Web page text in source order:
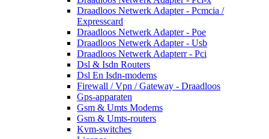
Draadloos Netwerk Adapter - Pcmcia /
Expresscard
Draadloos Netwerk Adapter - Poe
Draadloos Netwerk Adapter - Usb
Draadloos Netwerk Adapterr - Pci
Dsl & Isdn Routers
Dsl En Isdn-modems
Firewall / Vpn / Gateway - Draadloos
Gps-apparaten
Gsm & Umts Modems
Gsm & Umts-routers
Kvm-switches